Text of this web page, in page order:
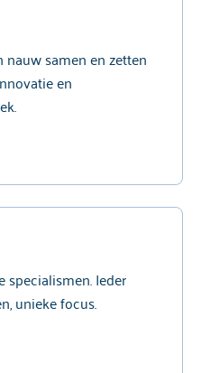
samen en zetten
en
specialismen. Ieder
unieke focus.